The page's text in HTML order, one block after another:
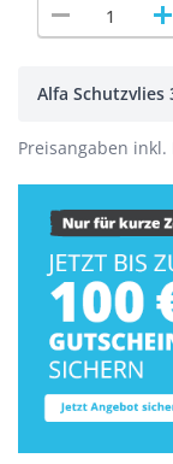
remove add
Alfa Schutzvlies
Preisangaben